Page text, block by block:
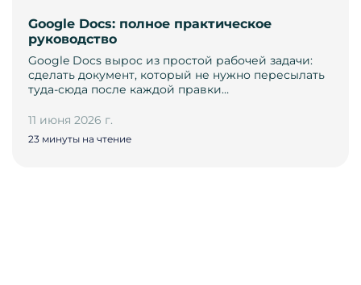
Google Docs: полное практическое
руководство
Google Docs вырос из простой рабочей задачи:
сделать документ, который не нужно пересылать
туда-сюда после каждой правки…
11 июня 2026 г.
23 минуты на чтение